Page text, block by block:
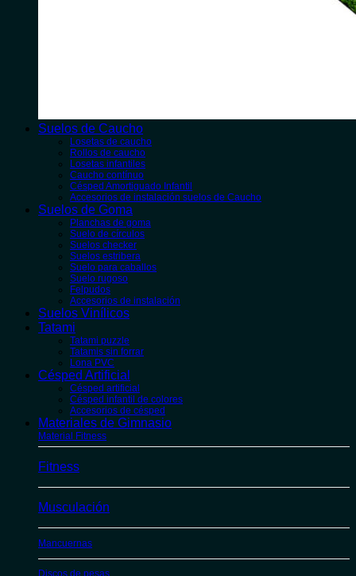
Suelos de Caucho
Losetas de caucho
Rollos de caucho
Losetas infantiles
Caucho contínuo
Césped Amortiguado Infantil
Accesorios de instalación suelos de Caucho
Suelos de Goma
Planchas de goma
Suelo de círculos
Suelos checker
Suelos estribera
Suelo para caballos
Suelo rugoso
Felpudos
Accesorios de instalación
Suelos Vinílicos
Tatami
Tatami puzzle
Tatamis sin forrar
Lona PVC
Césped Artificial
Césped artificial
Césped infantil de colores
Accesorios de césped
Materiales de Gimnasio
Material Fitness
Fitness
Musculación
Mancuernas